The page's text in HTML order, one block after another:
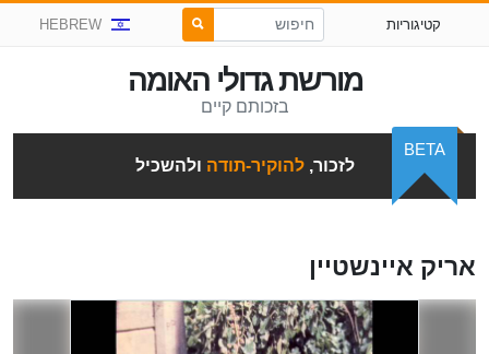
קטיגוריות HEBREW
מורשת גדולי האומה
בזכותם קיים
לזכור,להוקיר-תודה ולהשכיל
BETA
אריק איינשטיין